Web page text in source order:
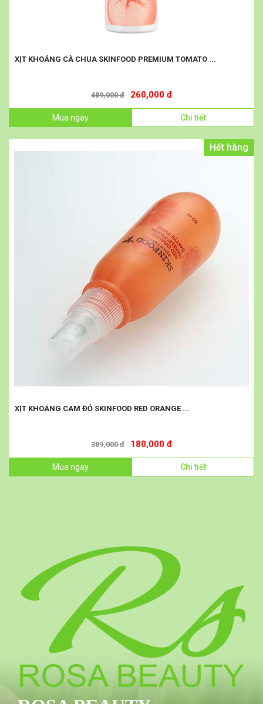
XỊT KHOÁNG CÀ CHUA SKINFOOD PREMIUM TOMATO ...
489,000 đ 260,000 đ
Mua ngay Chi tiết
Hết hàng
XỊT KHOÁNG CAM ĐỎ SKINFOOD RED ORANGE ...
389,000 đ 180,000 đ
Mua ngay Chi tiết